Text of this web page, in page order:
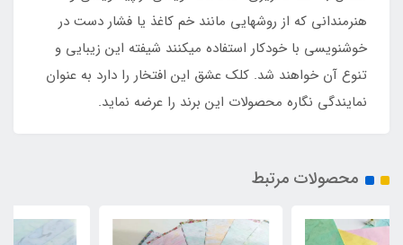
هنرمندانی که از روشهایی مانند خم کاغذ یا فشار دست در
خوشنویسی با خودکار استفاده می‏کنند شیفته این زیبایی و
تنوع آن خواهند شد. کلک عشق این افتخار را دارد به عنوان
نمایندگی نگاره محصولات این برند را عرضه نماید.
محصولات مرتبط